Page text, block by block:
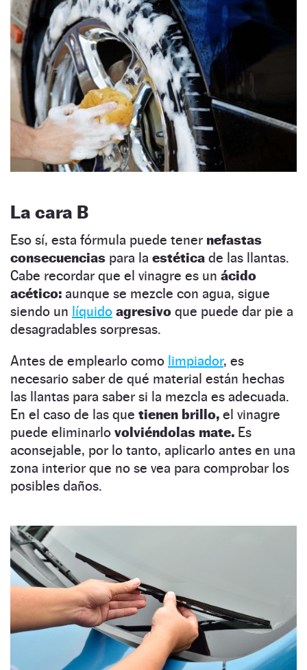
La cara B
Eso sí, esta fórmula puede tener nefastas
consecuencias para la estética de las llantas.
Cabe recordar que el vinagre es un ácido
acético: aunque se mezcle con agua, sigue
siendo un líquido agresivo que puede dar pie a
desagradables sorpresas.
Antes de emplearlo como limpiador, es
necesario saber de qué material están hechas
las llantas para saber si la mezcla es adecuada.
En el caso de las que tienen brillo, el vinagre
puede eliminarlo volviéndolas mate. Es
aconsejable, por lo tanto, aplicarlo antes en una
zona interior que no se vea para comprobar los
posibles daños.